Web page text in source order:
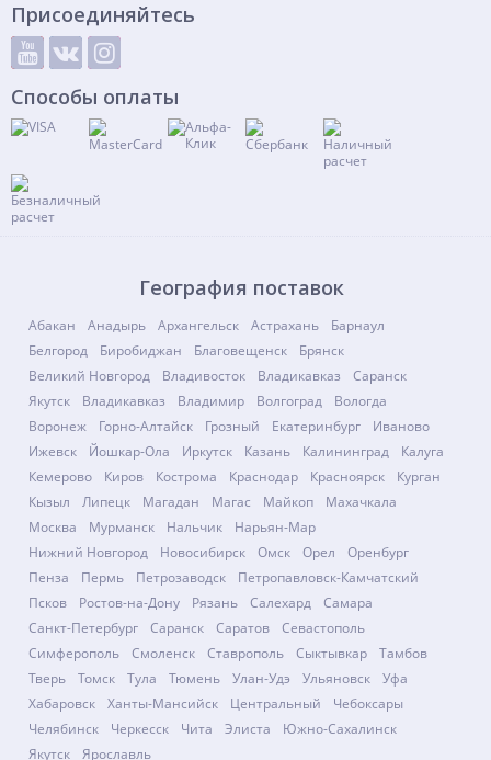
Присоединяйтесь
Способы оплаты
География поставок
Абакан Анадырь Архангельск Астрахань
Барнаул
Белгород
Биробиджан Благовещенск
Брянск
Великий Новгород
Владивосток Владикавказ
Саранск
Якутск
Владикавказ Владимир Волгоград
Вологда
Воронеж
Горно-Алтайск Грозный Екатеринбург
Иваново
Ижевск
Йошкар-Ола Иркутск Казань Калининград
Калуга
Кемерово
Киров Кострома Краснодар Красноярск
Курган
Кызыл
Липецк Магадан Магас Майкоп
Махачкала
Москва
Мурманск Нальчик
Нарьян-Мар
Нижний Новгород
Новосибирск Омск Орел
Оренбург
Пенза
Пермь Петрозаводск
Петропавловск-Камчатский
Псков
Ростов-на-Дону Рязань Салехард
Самара
Санкт-Петербург
Саранск Саратов
Севастополь
Симферополь
Смоленск Ставрополь Сыктывкар
Тамбов
Тверь
Томск Тула Тюмень Улан-Удэ Ульяновск
Уфа
Хабаровск
Ханты-Мансийск Центральный
Чебоксары
Челябинск
Черкесск Чита Элиста
Южно-Сахалинск
Якутск
Ярославль